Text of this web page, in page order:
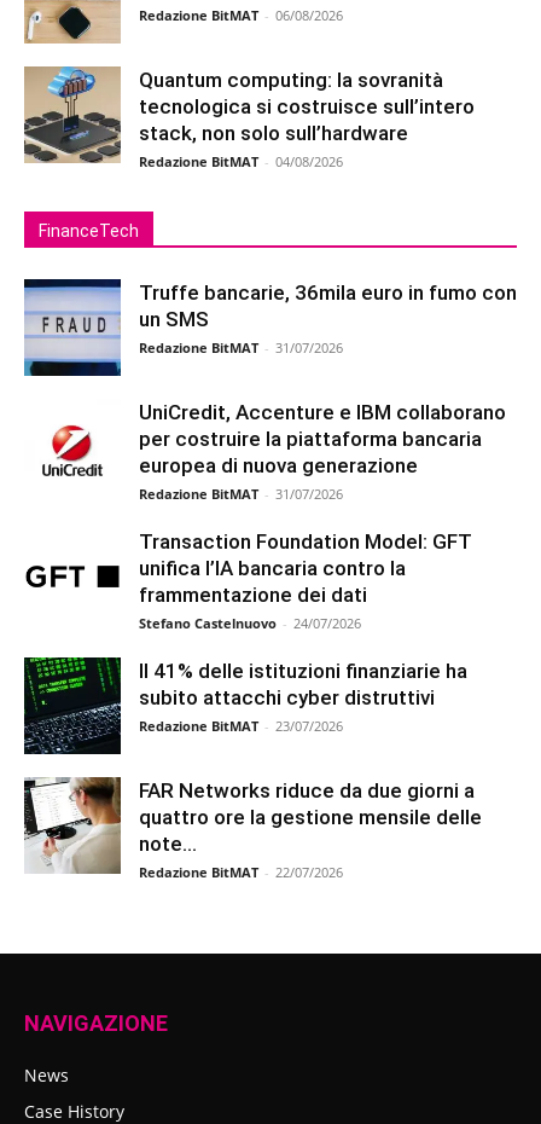
Redazione BitMAT - 06/08/2026
Quantum computing: la sovranità
tecnologica si costruisce sull’intero
stack, non solo sull’hardware
Redazione BitMAT - 04/08/2026
FinanceTech
Truffe bancarie, 36mila euro in fumo con
un SMS
Redazione BitMAT - 31/07/2026
UniCredit, Accenture e IBM collaborano
per costruire la piattaforma bancaria
europea di nuova generazione
Redazione BitMAT - 31/07/2026
Transaction Foundation Model: GFT
unifica l’IA bancaria contro la
frammentazione dei dati
Stefano Castelnuovo - 24/07/2026
Il 41% delle istituzioni finanziarie ha
subito attacchi cyber distruttivi
Redazione BitMAT - 23/07/2026
FAR Networks riduce da due giorni a
quattro ore la gestione mensile delle
note...
Redazione BitMAT - 22/07/2026
NAVIGAZIONE
News
Case History